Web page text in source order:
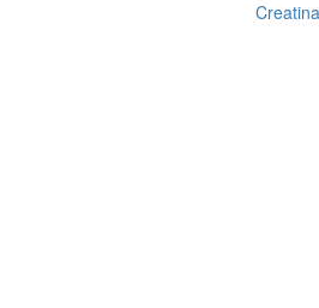
Creatina